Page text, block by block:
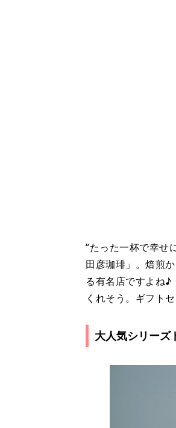
“たった一杯で幸せ
田彦珈琲」。焙煎
る有名店ですよね♪
くれそう。ギフト
大人気シリーズ